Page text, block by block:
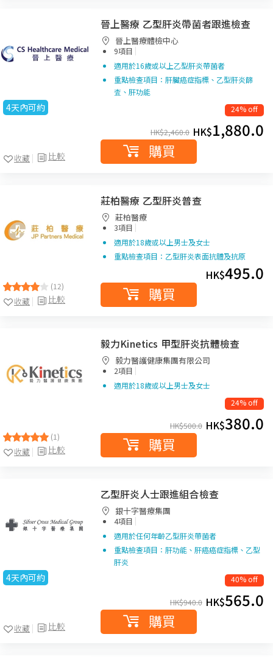
4天內可約
比較
收藏
晉上醫療 乙型肝炎帶菌者跟進檢查
晉上醫療體檢中心
9項目 |
適用於16歲或以上乙型肝炎帶菌者
重點檢查項目：肝臟癌症指標、乙型肝炎篩
査、肝功能
24% off
HK$2,460.0 HK$1,880.0
購買
(12)
比較
收藏
莊柏醫療 乙型肝炎普查
莊柏醫療
3項目 |
適用於18歲或以上男士及女士
重點檢查項目：乙型肝炎表面抗體及抗原
HK$495.0
購買
(1)
比較
收藏
毅力Kinetics 甲型肝炎抗體檢查
毅力醫護健康集團有限公司
2項目 |
適用於18歲或以上男士及女士
24% off
HK$500.0 HK$380.0
購買
4天內可約
比較
收藏
乙型肝炎人士跟進組合檢查
銀十字醫療集團
4項目 |
適用於任何年齡乙型肝炎帶菌者
重點檢查項目：肝功能、肝癌癌症指標、乙型
肝炎
40% off
HK$940.0 HK$565.0
購買